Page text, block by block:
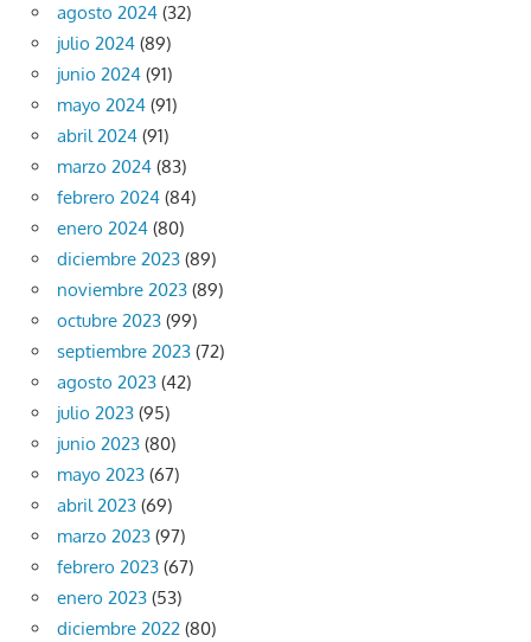
agosto 2024 (32)
julio 2024 (89)
junio 2024 (91)
mayo 2024 (91)
abril 2024 (91)
marzo 2024 (83)
febrero 2024 (84)
enero 2024 (80)
diciembre 2023 (89)
noviembre 2023 (89)
octubre 2023 (99)
septiembre 2023 (72)
agosto 2023 (42)
julio 2023 (95)
junio 2023 (80)
mayo 2023 (67)
abril 2023 (69)
marzo 2023 (97)
febrero 2023 (67)
enero 2023 (53)
diciembre 2022 (80)